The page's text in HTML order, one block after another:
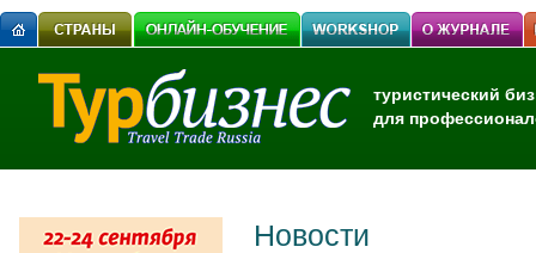
туристический
для
Новости